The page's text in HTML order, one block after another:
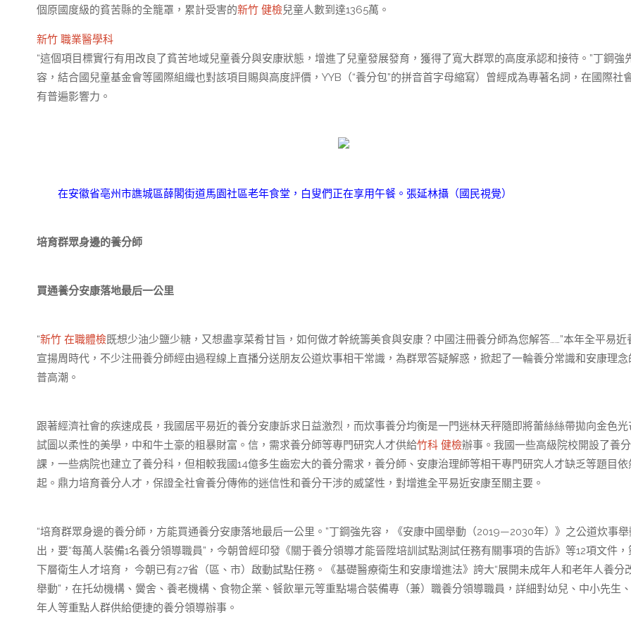
個原國度級的貧苦縣的全籠罩，累計受害的新竹 健檢兒童人數到達1365萬。
新竹 職業醫學科
“這個項目標實行有用改良了貧苦地域兒童養分與安康狀態，增進了兒童發展發育，獲得了寬大群眾的高度承認和接待。”丁鋼強
容，結合國兒童基金會等國際組織也對該項目賜與高度評價，YYB（“養分包”的拼音首字母縮寫）曾經成為專著名詞，在國際社
有普遍影響力。
在安徽省亳州市譙城區薛閣街道馬園社區老年食堂，白叟們正在享用午餐。 張延林攝（國民視覺）
培育群眾身邊的養分師
買通養分安康落地最后一公里
“新竹 在職體檢既想少油少鹽少糖，又想盡享菜肴甘旨，如何做才幹統籌美食與安康？中國注冊養分師為您解答……”本年全平易近
宣揚周時代，不少注冊養分師經由過程線上直播分送朋友公道炊事相干常識，為群眾答疑解惑，掀起了一輪養分常識和安康理念
普高潮。
跟著經濟社會的疾速成長，我國居平易近的養分安康訴求日益激烈，而炊事養分均衡是一門迷林天秤隨即將蕾絲絲帶拋向金色光
試圖以柔性的美學，中和牛土豪的粗暴財富。信，需求養分師等專門研究人才供給竹科 健檢辦事。我國一些高級院校開設了養分
課，一些病院也建立了養分科，但相較我國14億多生齒宏大的養分需求，養分師、安康治理師等相干專門研究人才缺乏等題目依
起。鼎力培育養分人才，保證全社會養分傳佈的迷信性和養分干涉的威望性，對增進全平易近安康至關主要。
“培育群眾身邊的養分師，方能買通養分安康落地最后一公里。”丁鋼強先容，《安康中國舉動（2019—2030年）》之公道炊事
出，要“每萬人裝備1名養分領導職員”，今朝曾經印發《關于養分領導才能晉陞培訓試點測試任務有關事項的告訴》等12項文件，
下層衛生人才培育， 今朝已有27省（區、市）啟動試點任務。《基礎醫療衛生和安康增進法》誇大“展開未成年人和老年人養分
舉動”，在托幼機構、黌舍、養老機構、食物企業、餐飲單元等重點場合裝備專（兼）職養分領導職員，詳細對幼兒、中小先生
年人等重點人群供給便捷的養分領導辦事。